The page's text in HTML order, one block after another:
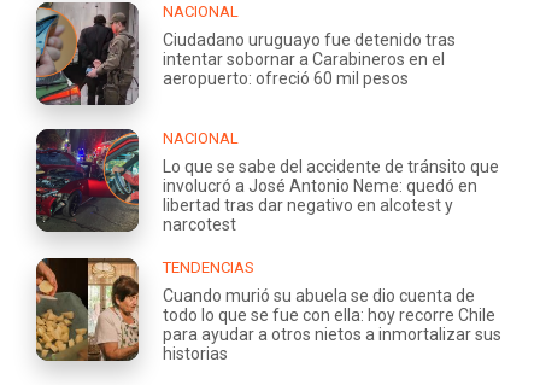
NACIONAL
Ciudadano uruguayo fue detenido tras
intentar sobornar a Carabineros en el
aeropuerto: ofreció 60 mil pesos
NACIONAL
Lo que se sabe del accidente de tránsito que
involucró a José Antonio Neme: quedó en
libertad tras dar negativo en alcotest y
narcotest
TENDENCIAS
Cuando murió su abuela se dio cuenta de
todo lo que se fue con ella: hoy recorre Chile
para ayudar a otros nietos a inmortalizar sus
historias